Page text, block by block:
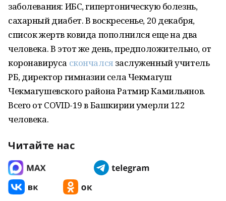
заболевания: ИБС, гипертоническую болезнь,
сахарный диабет. В воскресенье, 20 декабря,
список жертв ковида пополнился еще на два
человека. В этот же день, предположительно, от
коронавируса скончался заслуженный учитель
РБ, директор гимназии села Чекмагуш
Чекмагушевского района Ратмир Камильянов.
Всего от COVID-19 в Башкирии умерли 122
человека.
Читайте нас